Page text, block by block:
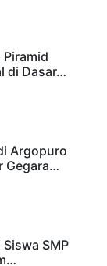
di Dasar…
Argopuro
Gegara…
SMP